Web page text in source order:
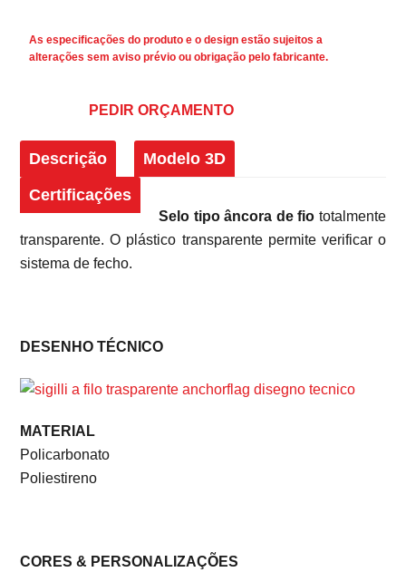
As especificações do produto e o design estão sujeitos a
alterações sem aviso prévio ou obrigação pelo fabricante.
PEDIR ORÇAMENTO
Descrição
Modelo 3D
Certificações
Selo tipo âncora de fio totalmente
transparente. O plástico transparente permite verificar o
sistema de fecho.
DESENHO TÉCNICO
MATERIAL
Policarbonato
Poliestireno
CORES & PERSONALIZAÇÕES